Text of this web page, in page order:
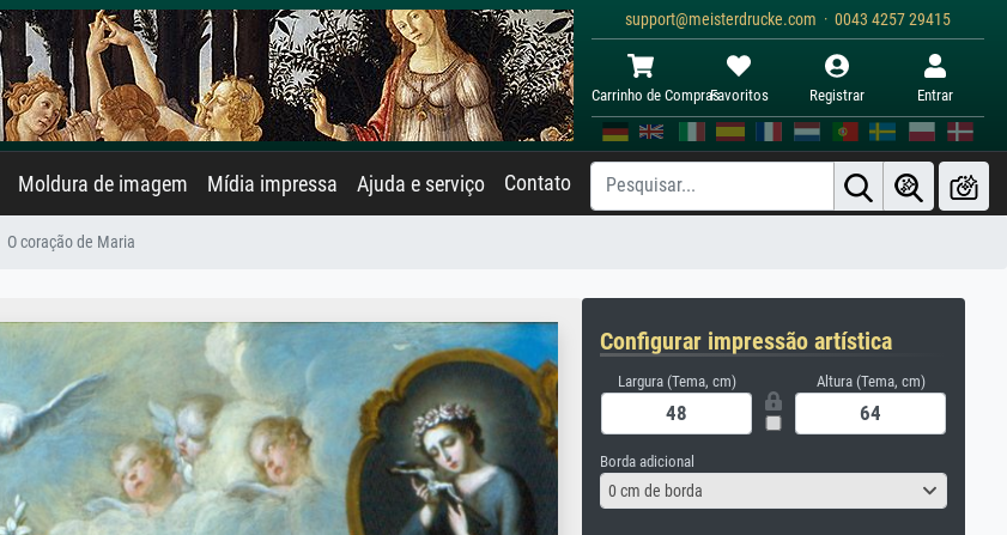
support@meisterdrucke.com · 0043 4257 29415
Carrinho de ComprasFavoritos Registrar Entrar
Moldura de imagem Mídia impressa Ajuda e serviço Contato
O coração de Maria
Configurar impressão artística
Largura (Tema, cm) Altura (Tema, cm)
Borda adicional
0 cm de borda